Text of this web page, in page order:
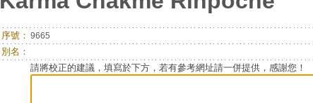
序號： 9665
別名：
請將校正的建議，填寫於下方，若有參考網址請一併提供，感謝您！